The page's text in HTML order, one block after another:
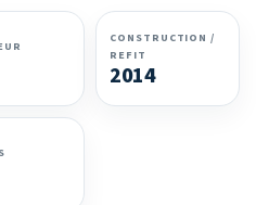
CONSTRUCTION /
REFIT
2014